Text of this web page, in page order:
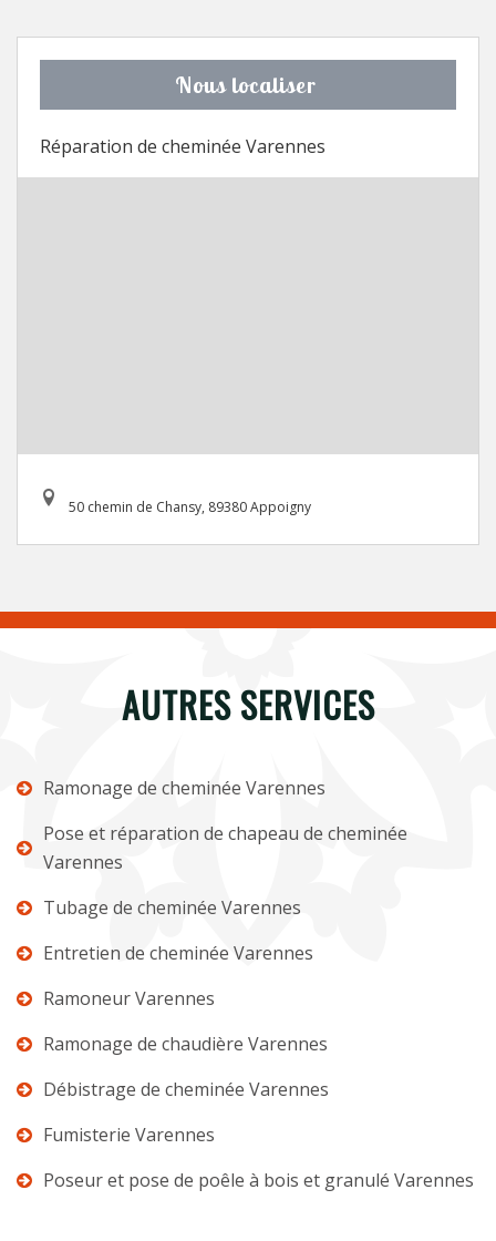
Nous localiser
Réparation de cheminée Varennes
50 chemin de Chansy, 89380 Appoigny
AUTRES SERVICES
Ramonage de cheminée Varennes
Pose et réparation de chapeau de cheminée
Varennes
Tubage de cheminée Varennes
Entretien de cheminée Varennes
Ramoneur Varennes
Ramonage de chaudière Varennes
Débistrage de cheminée Varennes
Fumisterie Varennes
Poseur et pose de poêle à bois et granulé Varennes